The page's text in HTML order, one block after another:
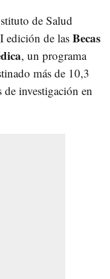
de Salud
edición de las Becas
, un programa
más de 10,3
investigación en